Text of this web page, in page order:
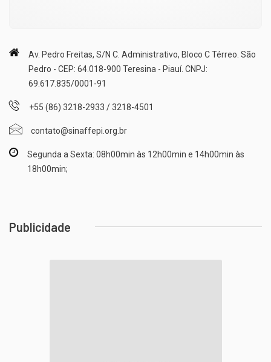
Av. Pedro Freitas, S/N C. Administrativo, Bloco C Térreo. São
Pedro - CEP: 64.018-900 Teresina - Piauí. CNPJ:
69.617.835/0001-91
+55 (86) 3218-2933 / 3218-4501
contato@sinaffepi.org.br
Segunda a Sexta: 08h00min às 12h00min e 14h00min às
18h00min;
Publicidade